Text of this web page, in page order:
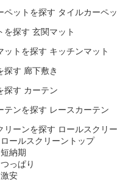
タイルカーペ
玄関マット
キッチンマット
廊下敷き
カーテン
レースカーテン
ロールスクリ
ロールスクリーントップ
短納期
つっぱり
激安